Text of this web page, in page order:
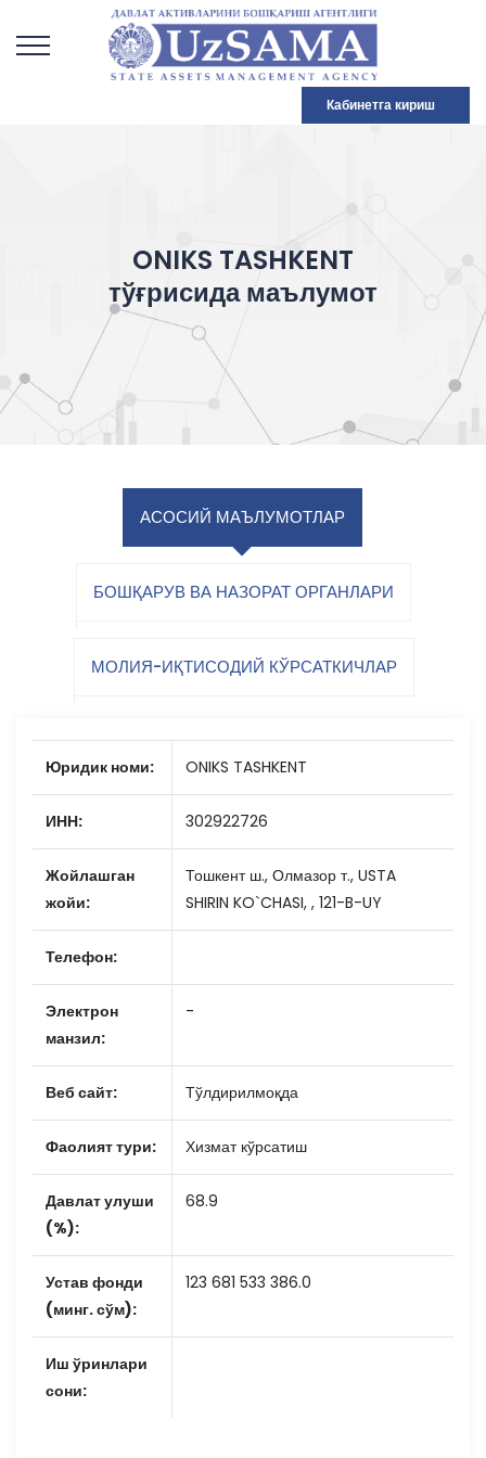
Кабинетга кириш
ONIKS TASHKENT
тўғрисида маълумот
АСОСИЙ МАЪЛУМОТЛАР
БОШҚАРУВ ВА НАЗОРАТ ОРГАНЛАРИ
МОЛИЯ-ИҚТИСОДИЙ КЎРСАТКИЧЛАР
Юридик номи: ONIKS TASHKENT
ИНН: 302922726
Жойлашган
жойи:
Тошкент ш., Олмазор т., USTA
SHIRIN KO`CHASI, , 121-B-UY
Телефон:
Электрон
манзил:
-
Веб сайт: Тўлдирилмоқда
Фаолият тури: Хизмат кўрсатиш
Давлат улуши
(%):
68.9
Устав фонди
(минг. сўм):
123 681 533 386.0
Иш ўринлари
сони: